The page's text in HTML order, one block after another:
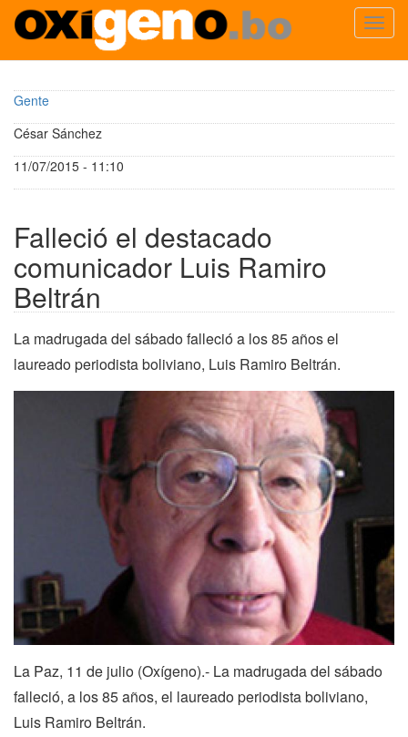
contenido
principal
Gente
César Sánchez
11/07/2015 - 11:10
Falleció el destacado
comunicador Luis Ramiro
Beltrán
La madrugada del sábado falleció a los 85 años el
laureado periodista boliviano, Luis Ramiro Beltrán.
La Paz, 11 de julio (Oxígeno).- La madrugada del sábado
falleció, a los 85 años, el laureado periodista boliviano,
Luis Ramiro Beltrán.